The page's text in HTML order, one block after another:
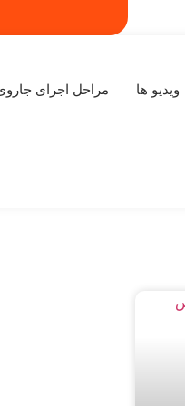
ویدیو ها مراحل اجرای